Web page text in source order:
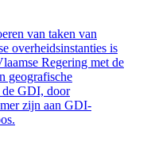
van taken van
overheidsinstanties is
Regering met de
geografische
de GDI, door
zijn aan GDI-